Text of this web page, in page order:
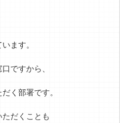
ます。
ですから、
だく部署です。
だくことも